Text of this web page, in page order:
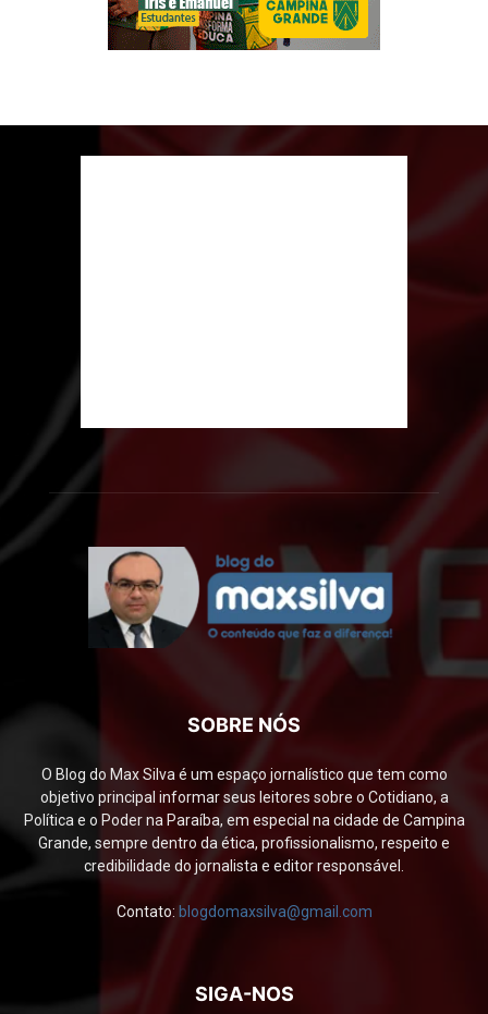
SOBRE NÓS
O Blog do Max Silva é um espaço jornalístico que tem como
objetivo principal informar seus leitores sobre o Cotidiano, a
Política e o Poder na Paraíba, em especial na cidade de Campina
Grande, sempre dentro da ética, profissionalismo, respeito e
credibilidade do jornalista e editor responsável.
Contato: blogdomaxsilva@gmail.com
SIGA-NOS